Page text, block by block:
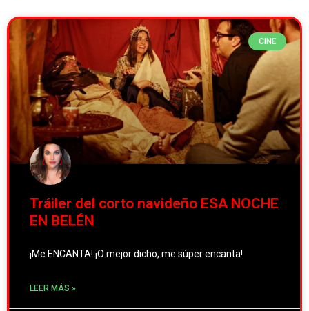
CINE
Tráiler del corto navideño ESA NOCHE
EN BELÉN
¡Me ENCANTA! ¡O mejor dicho, me súper encanta!
LEER MÁS »